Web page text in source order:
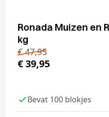
Ronada Muizen en
kg
€47,95
€39,95
Bevat 100 blokjes